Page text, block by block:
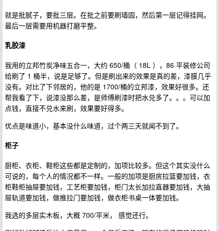
就是批腻子，要批三层。在批之前要刷墙固，然后第一层记得挂网。
最后一层需要用机器打磨平整。
乳胶漆
我用的立邦竹炭净味五合一，大约 650/桶（ 18L ），86 平装修公司
给刷了 1 桶半，说是足够了。但是刷出来的效果是真的差，漆膜几乎
没有。对比了下邻居的，他的是 1700/桶的立邦漆，效果好很多。还
帮我看了下，说漆没那么差，是师傅刷漆时把水兑多了。。。可以加
点钱，直接不兑水来刷，效果要好得多。
优点是味道小，基本没什么味道，过个两三天就闻不到了。
柜子
厨柜、衣柜、鞋柜这些都是定制的，加项比较多。但这个其实没什么
可说的，每个人的情况都不一样。一般的加项是厨房拉篮要加钱，衣
柜鞋柜抽屉要加钱，工艺柜要加钱，柜门太长加拉直器要加钱，大抽
屉轨道要加钱，做推拉门要加钱，做衣柜书桌一体要加钱。
我选的多层实木板，大概 700/平米， 感觉还行。